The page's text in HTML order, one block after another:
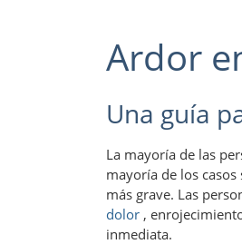
Ardor
Una guía
La mayoría de las
mayoría de los
más grave. Las
dolor ,
inmediata.